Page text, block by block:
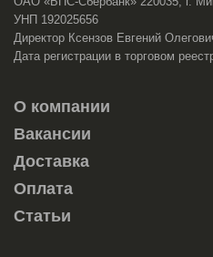
УНП 192025656
Директор Ксензов Евгений
Дата регистрации в торговом
О компании
Вакансии
Доставка
Оплата
Статьи